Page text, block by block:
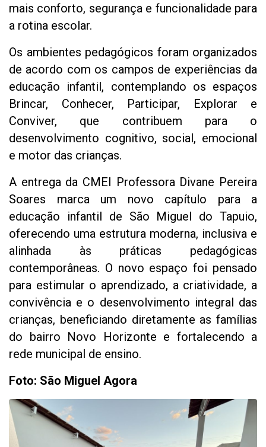
mais conforto, segurança e funcionalidade para
a rotina escolar.
Os ambientes pedagógicos foram organizados
de acordo com os campos de experiências da
educação infantil, contemplando os espaços
Brincar, Conhecer, Participar, Explorar e
Conviver, que contribuem para o
desenvolvimento cognitivo, social, emocional
e motor das crianças.
A entrega da CMEI Professora Divane Pereira
Soares marca um novo capítulo para a
educação infantil de São Miguel do Tapuio,
oferecendo uma estrutura moderna, inclusiva e
alinhada às práticas pedagógicas
contemporâneas. O novo espaço foi pensado
para estimular o aprendizado, a criatividade, a
convivência e o desenvolvimento integral das
crianças, beneficiando diretamente as famílias
do bairro Novo Horizonte e fortalecendo a
rede municipal de ensino.
Foto: São Miguel Agora